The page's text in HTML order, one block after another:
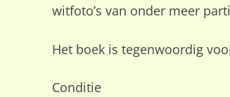
witfoto’s van onder meer
Het boek is tegenwoordig
Conditie